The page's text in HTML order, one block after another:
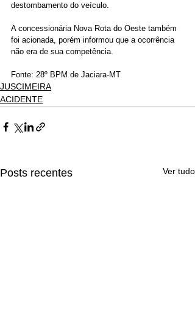
destombamento do veículo.
A concessionária Nova Rota do Oeste também
foi acionada, porém informou que a ocorrência
não era de sua competência.
Fonte: 28º BPM de Jaciara-MT
JUSCIMEIRA
ACIDENTE
Posts recentes Ver tudo